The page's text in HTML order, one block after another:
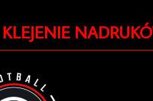
KLEJENIE